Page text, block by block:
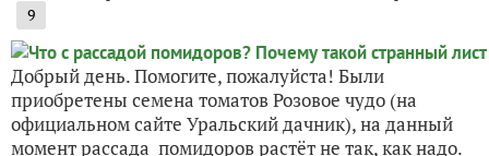
9
Добрый день. Помогите, пожалуйста! Были
приобретены семена томатов Розовое чудо (на
официальном сайте Уральский дачник), на данный
момент рассада помидоров растёт не так, как надо.